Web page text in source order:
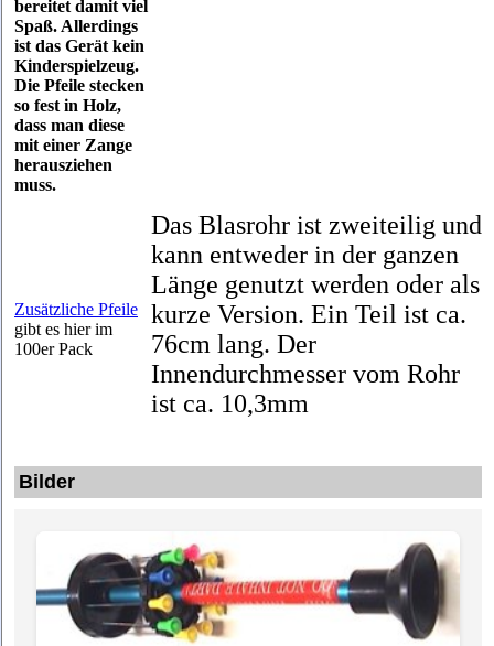
bereitet damit viel
Spaß. Allerdings
ist das Gerät kein
Kinderspielzeug.
Die Pfeile stecken
so fest in Holz,
dass man diese
mit einer Zange
herausziehen
muss.
Zusätzliche Pfeile
gibt es hier im
100er Pack
Das Blasrohr ist zweiteilig und
kann entweder in der ganzen
Länge genutzt werden oder als
kurze Version. Ein Teil ist ca.
76cm lang. Der
Innendurchmesser vom Rohr
ist ca. 10,3mm
Bilder